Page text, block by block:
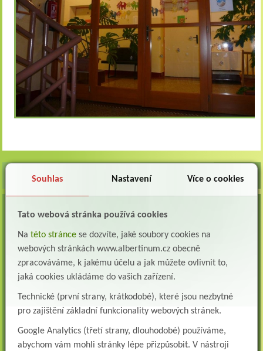
Albertinum, odborný léčebný ústav, Žamberk přijme do pracovního poměru: Lékaře na
oddělení následné a dlouhodobé lůžkové...
Lékař na oddělení psychiatrie
Albertinum, odborný léčebný ústav, Žamberkpřijme do pracovního poměru: Lékaře na
oddělení psychiatrie ...
Lékař oddělení pneumologie a ftizeologie (plicní oddělení)
Albertinum, odborný léčebný ústav, Žamberk přijme do pracovního poměru: Lékaře na
oddělení pneumologie a ftizeologie (pl...
Souhlas Nastavení Více o cookies
Tato webová stránka používá cookies
Na této stránce se dozvíte, jaké soubory cookies na
webových stránkách www.albertinum.cz obecně
zpracováváme, k jakému účelu a jak můžete ovlivnit to,
jaká cookies ukládáme do vašich zařízení.
Technické (první strany, krátkodobé), které jsou nezbytné
pro zajištění základní funkcionality webových stránek.
Google Analytics (třetí strany, dlouhodobé) používáme,
abychom vám mohli stránky lépe přizpůsobit. V nástroji